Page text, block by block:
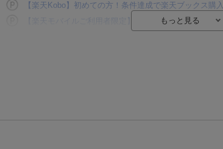
【楽天Kobo】初めての方！条件達成で楽天ブックス購
【楽天モバイルご利用者限定】条件達成で100万ポイン